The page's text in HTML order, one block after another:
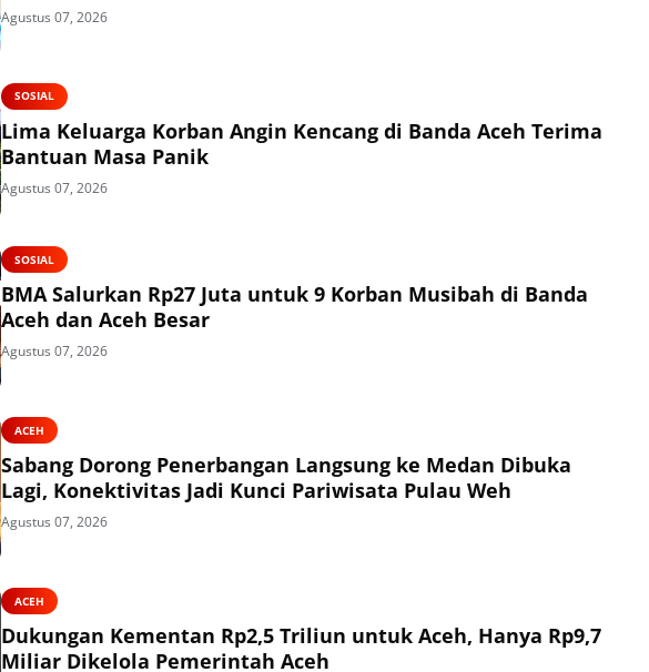
Agustus 07, 2026
SOSIAL
Lima Keluarga Korban Angin Kencang di Banda Aceh Terima
Bantuan Masa Panik
Agustus 07, 2026
SOSIAL
BMA Salurkan Rp27 Juta untuk 9 Korban Musibah di Banda
Aceh dan Aceh Besar
Agustus 07, 2026
ACEH
Sabang Dorong Penerbangan Langsung ke Medan Dibuka
Lagi, Konektivitas Jadi Kunci Pariwisata Pulau Weh
Agustus 07, 2026
ACEH
Dukungan Kementan Rp2,5 Triliun untuk Aceh, Hanya Rp9,7
Miliar Dikelola Pemerintah Aceh